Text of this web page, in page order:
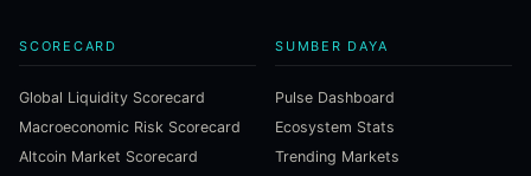
SCORECARD
Global Liquidity Scorecard
Macroeconomic Risk Scorecard
Altcoin Market Scorecard
SUMBER DAYA
Pulse Dashboard
Ecosystem Stats
Trending Markets